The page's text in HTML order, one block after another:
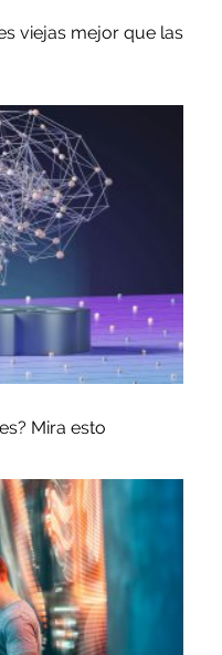
viejas mejor que las
Mira esto